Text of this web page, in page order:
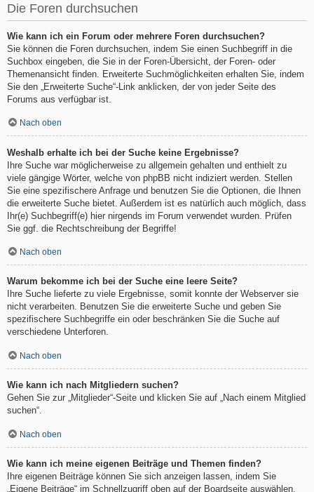
Die Foren durchsuchen
Wie kann ich ein Forum oder mehrere Foren durchsuchen?
Sie können die Foren durchsuchen, indem Sie einen Suchbegriff in die
Suchbox eingeben, die Sie in der Foren-Übersicht, der Foren- oder
Themenansicht finden. Erweiterte Suchmöglichkeiten erhalten Sie, indem
Sie den „Erweiterte Suche“-Link anklicken, der von jeder Seite des
Forums aus verfügbar ist.
Nach oben
Weshalb erhalte ich bei der Suche keine Ergebnisse?
Ihre Suche war möglicherweise zu allgemein gehalten und enthielt zu
viele gängige Wörter, welche von phpBB nicht indiziert werden. Stellen
Sie eine spezifischere Anfrage und benutzen Sie die Optionen, die Ihnen
die erweiterte Suche bietet. Außerdem ist es natürlich auch möglich, dass
Ihr(e) Suchbegriff(e) hier nirgends im Forum verwendet wurden. Prüfen
Sie ggf. die Rechtschreibung der Begriffe!
Nach oben
Warum bekomme ich bei der Suche eine leere Seite?
Ihre Suche lieferte zu viele Ergebnisse, somit konnte der Webserver sie
nicht verarbeiten. Benutzen Sie die erweiterte Suche und geben Sie
spezifischere Suchbegriffe ein oder beschränken Sie die Suche auf
verschiedene Unterforen.
Nach oben
Wie kann ich nach Mitgliedern suchen?
Gehen Sie zur „Mitglieder“-Seite und klicken Sie auf „Nach einem Mitglied
suchen“.
Nach oben
Wie kann ich meine eigenen Beiträge und Themen finden?
Ihre eigenen Beiträge können Sie sich anzeigen lassen, indem Sie
„Eigene Beiträge“ im Schnellzugriff oben auf der Boardseite auswählen.